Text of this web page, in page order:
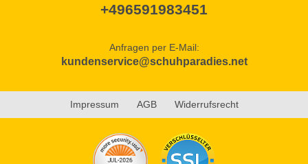
+496591983451
Anfragen per E-Mail:
kundenservice@schuhparadies.net
Impressum AGB Widerrufsrecht